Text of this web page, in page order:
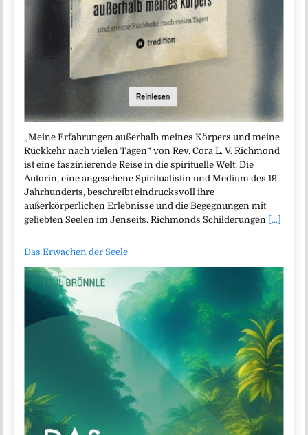
„Meine Erfahrungen außerhalb meines Körpers und meine
Rückkehr nach vielen Tagen“ von Rev. Cora L. V. Richmond
ist eine faszinierende Reise in die spirituelle Welt. Die
Autorin, eine angesehene Spiritualistin und Medium des 19.
Jahrhunderts, beschreibt eindrucksvoll ihre
außerkörperlichen Erlebnisse und die Begegnungen mit
geliebten Seelen im Jenseits. Richmonds Schilderungen [...]
Das Erwachen der Seele